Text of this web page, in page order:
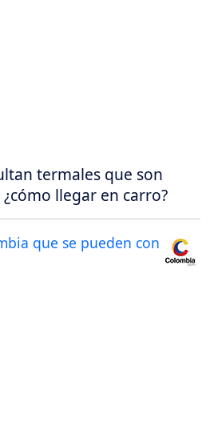
termales que son
llegar en carro?